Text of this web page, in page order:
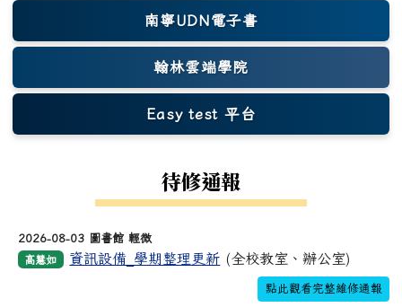
南寧UDN電子書
翰林雲端學院
Easy test 平台
(另開新視窗)
待修通報
2026-08-03 圖書館 輕微
高慧如 資訊設備_學期整理更新 (全校教室、辦公室)
點此觀看完整維修通報